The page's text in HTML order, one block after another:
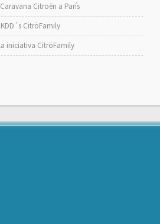
Caravana Citroën a París
KDD´s CitröFamily
iniciativa CitröFamily